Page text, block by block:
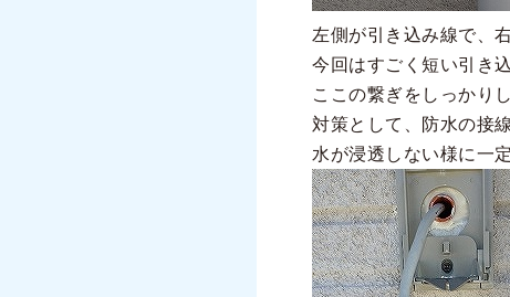
左側が引き込み線で、
今回はすごく短い引き
ここの繋ぎをしっかり
対策として、防水の接
水が浸透しない様に一